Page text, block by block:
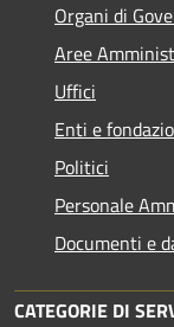
Organi di
Aree
Uffici
Enti e
Politici
Personale
Documenti e
CATEGORIE DI